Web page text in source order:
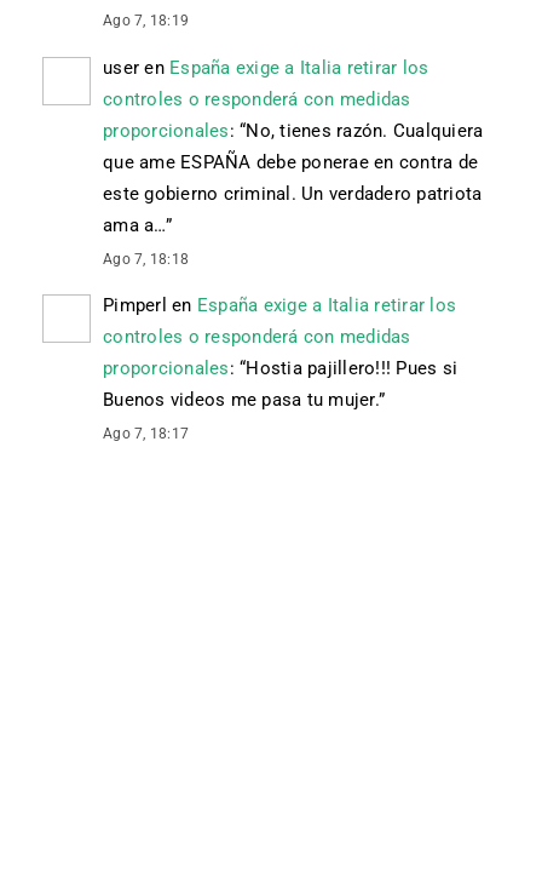
Ago 7, 18:19
user en España exige a Italia retirar los
controles o responderá con medidas
proporcionales: “No, tienes razón. Cualquiera
que ame ESPAÑA debe ponerae en contra de
este gobierno criminal. Un verdadero patriota
ama a…”
Ago 7, 18:18
Pimperl en España exige a Italia retirar los
controles o responderá con medidas
proporcionales: “Hostia pajillero!!! Pues si
Buenos videos me pasa tu mujer.”
Ago 7, 18:17